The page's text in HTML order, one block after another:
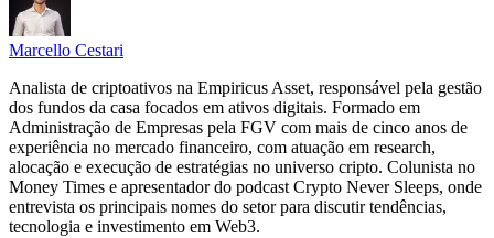
Marcello Cestari
Analista de criptoativos na Empiricus Asset, responsável pela gestão
dos fundos da casa focados em ativos digitais. Formado em
Administração de Empresas pela FGV com mais de cinco anos de
experiência no mercado financeiro, com atuação em research,
alocação e execução de estratégias no universo cripto. Colunista no
Money Times e apresentador do podcast Crypto Never Sleeps, onde
entrevista os principais nomes do setor para discutir tendências,
tecnologia e investimento em Web3.